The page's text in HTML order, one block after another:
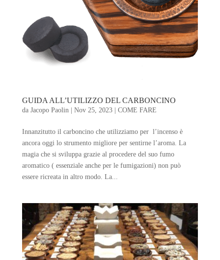
GUIDA ALL’UTILIZZO DEL CARBONCINO
da Jacopo Paolin Nov 25, 2023| COME FARE
Innanzitutto il carboncino che utilizziamo per l’incenso è
ancora oggi lo strumento migliore per sentirne l’aroma. La
magia che si sviluppa grazie al procedere del suo fumo
aromatico ( essenziale anche per le fumigazioni) non può
essere ricreata in altro modo. La...